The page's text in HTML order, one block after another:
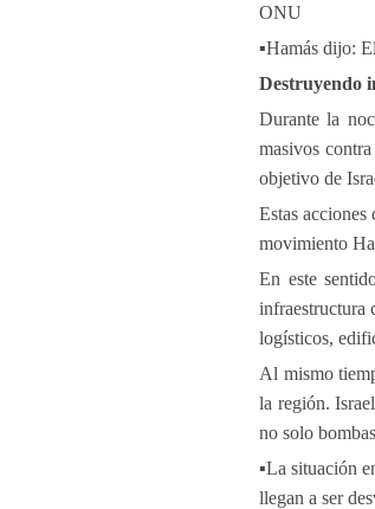
ONU
▪️Hamás dijo:
Destruyendo
Durante la
masivos
objetivo de
Estas
movimiento
En este
infraestructura
logísticos,
Al mismo
la región.
no solo
▪️La situación
llegan a ser